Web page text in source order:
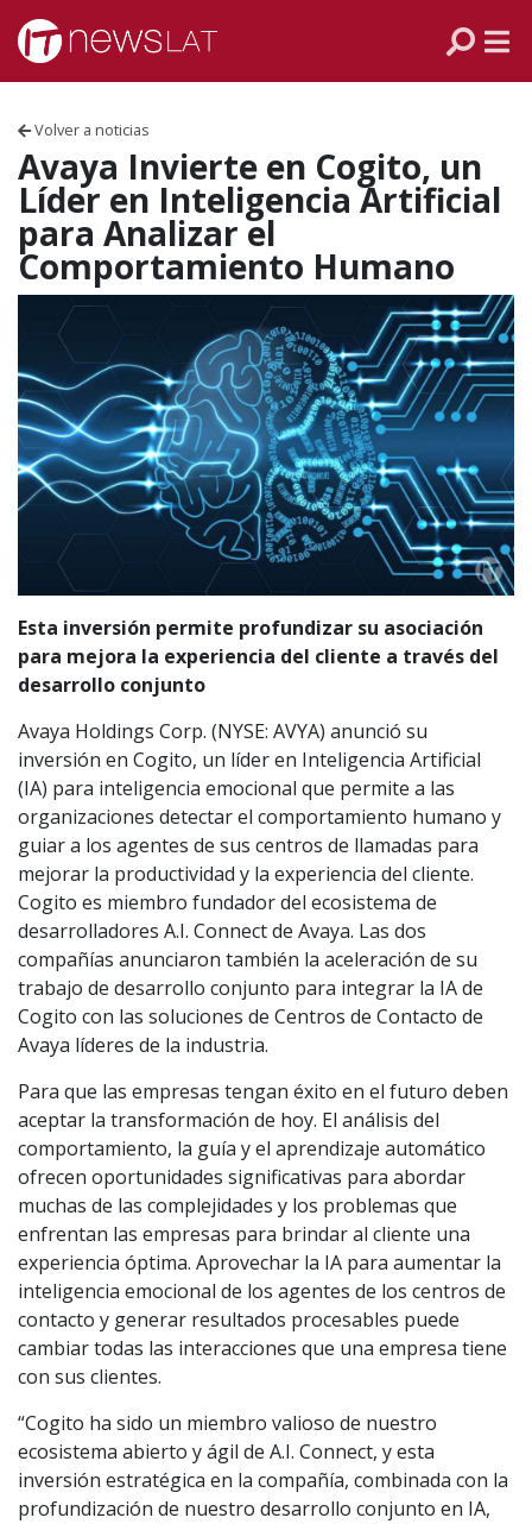
Skip to content
Volver a noticias
Avaya Invierte en Cogito, un
Líder en Inteligencia Artificial
para Analizar el
Comportamiento Humano
Esta inversión permite profundizar su asociación
para mejora la experiencia del cliente a través del
desarrollo conjunto
Avaya Holdings Corp. (NYSE: AVYA) anunció su
inversión en Cogito, un líder en Inteligencia Artificial
(IA) para inteligencia emocional que permite a las
organizaciones detectar el comportamiento humano y
guiar a los agentes de sus centros de llamadas para
mejorar la productividad y la experiencia del cliente.
Cogito es miembro fundador del ecosistema de
desarrolladores A.I. Connect de Avaya. Las dos
compañías anunciaron también la aceleración de su
trabajo de desarrollo conjunto para integrar la IA de
Cogito con las soluciones de Centros de Contacto de
Avaya líderes de la industria.
Para que las empresas tengan éxito en el futuro deben
aceptar la transformación de hoy. El análisis del
comportamiento, la guía y el aprendizaje automático
ofrecen oportunidades significativas para abordar
muchas de las complejidades y los problemas que
enfrentan las empresas para brindar al cliente una
experiencia óptima. Aprovechar la IA para aumentar la
inteligencia emocional de los agentes de los centros de
contacto y generar resultados procesables puede
cambiar todas las interacciones que una empresa tiene
con sus clientes.
“Cogito ha sido un miembro valioso de nuestro
ecosistema abierto y ágil de A.I. Connect, y esta
inversión estratégica en la compañía, combinada con la
profundización de nuestro desarrollo conjunto en IA,
VENEZUELA
ECUADOR
PERÚ
CHILE
ARGENTINA
MÉXICO